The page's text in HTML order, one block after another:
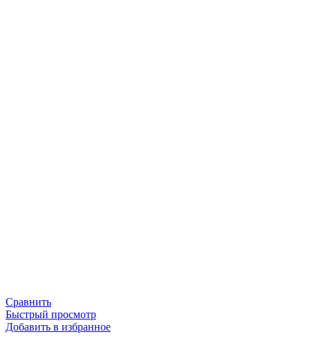
Сравнить
Быстрый просмотр
Добавить в избранное